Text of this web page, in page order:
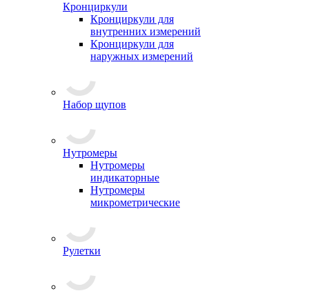
Кронциркули
Кронциркули для
внутренних измерений
Кронциркули для
наружных измерений
Набор щупов
Нутромеры
Нутромеры
индикаторные
Нутромеры
микрометрические
Рулетки